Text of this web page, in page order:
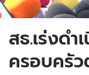
สธ.เร่งดำ
ครอบครั